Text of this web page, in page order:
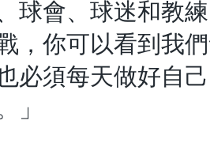
球會、球迷和教
，你可以看到我
必須每天做好自
」